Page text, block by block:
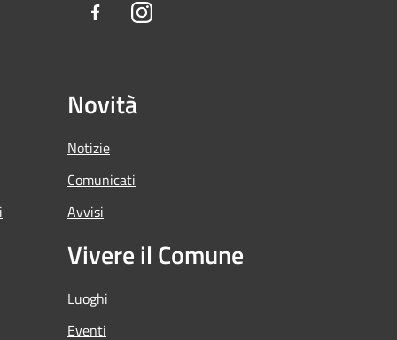
FacebookInstagram
Novità
Notizie
Comunicati
Avvisi
Vivere il Comune
Luoghi
Eventi